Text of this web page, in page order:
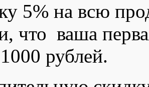
5% на всю
что ваша
рублей.